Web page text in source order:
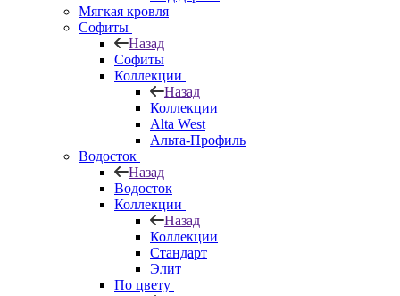
Мягкая кровля
Софиты
Назад
Софиты
Коллекции
Назад
Коллекции
Alta West
Альта-Профиль
Водосток
Назад
Водосток
Коллекции
Назад
Коллекции
Стандарт
Элит
По цвету